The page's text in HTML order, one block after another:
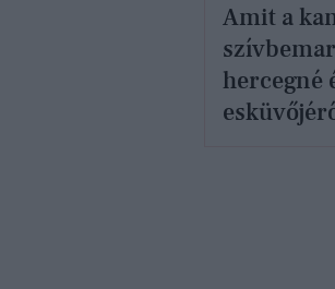
Amit a
hercegné